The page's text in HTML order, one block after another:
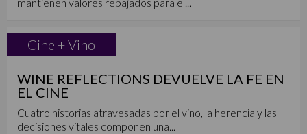
Cine + Vino
WINE REFLECTIONS DEVUELVE LA FE EN
EL CINE
Cuatro historias atravesadas por el vino, la herencia y las
decisiones vitales componen una...